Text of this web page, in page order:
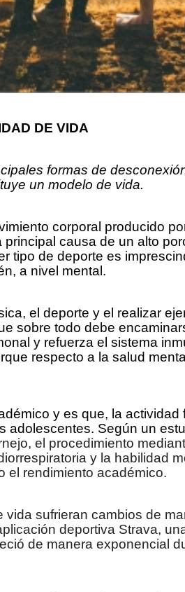
DE VIDA
formas de
un modelo de vida.
corporal producido
causa de un alto
tipo de deporte es
a nivel mental.
el deporte y el realizar
sobre todo debe
y refuerza el sistema
respecto a la salud
y es que, la
Según un
el procedimiento
y la habilidad
el rendimiento académico.
sufrieran cambios de
deportiva Strava,
de manera exponencial